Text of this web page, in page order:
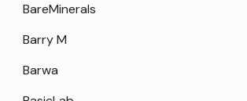
BareMinerals
Barry M
Barwa